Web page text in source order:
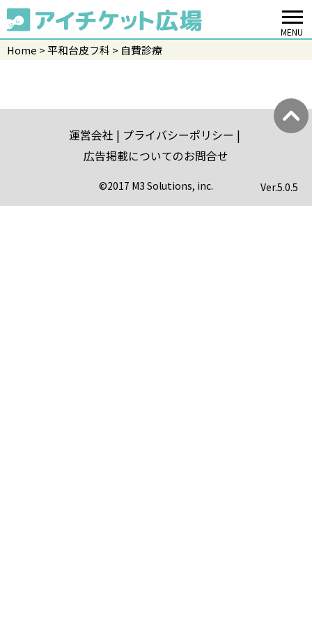
MENU
Home 平和台皮フ科 自費診療
運営会社
プライバシーポリシー
広告掲載についてのお問合せ
©2017 M3 Solutions, inc. Ver.5.0.5